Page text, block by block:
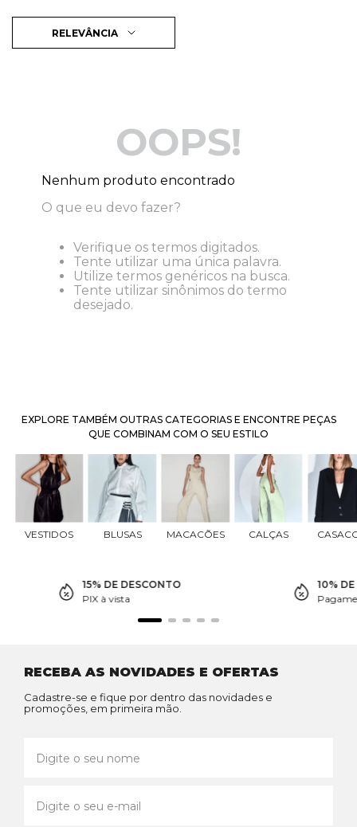
RELEVÂNCIA
OOPS!
Nenhum produto encontrado
O que eu devo fazer?
Verifique os termos digitados.
Tente utilizar uma única palavra.
Utilize termos genéricos na busca.
Tente utilizar sinônimos do termo
desejado.
EXPLORE TAMBÉM OUTRAS CATEGORIAS E ENCONTRE PEÇAS
QUE COMBINAM COM O SEU ESTILO
VESTIDOS BLUSAS MACACÕES CALÇAS
15% DE DESCONTO
PIX à vista
10%
RECEBA AS NOVIDADES E OFERTAS
Cadastre-se e fique por dentro das novidades e
promoções, em primeira mão.